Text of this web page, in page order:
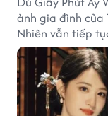
ảnh gia đình của
Nhiên vẫn tiếp
giả.